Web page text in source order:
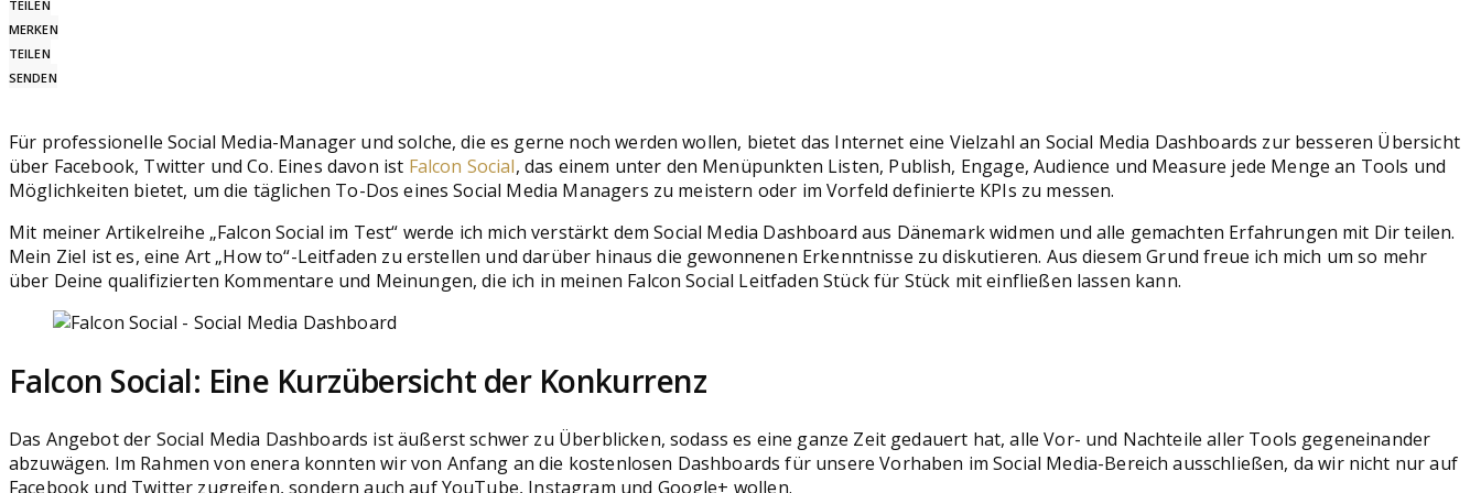
TEILEN
MERKEN
TEILEN
SENDEN
Für professionelle Social Media-Manager und solche, die es gerne noch werden wollen, bietet das Internet eine Vielzahl an Social Media Dashboards zur besseren Übersicht
über Facebook, Twitter und Co. Eines davon ist Falcon Social, das einem unter den Menüpunkten Listen, Publish, Engage, Audience und Measure jede Menge an Tools und
Möglichkeiten bietet, um die täglichen To-Dos eines Social Media Managers zu meistern oder im Vorfeld definierte KPIs zu messen.
Mit meiner Artikelreihe „Falcon Social im Test“ werde ich mich verstärkt dem Social Media Dashboard aus Dänemark widmen und alle gemachten Erfahrungen mit Dir teilen.
Mein Ziel ist es, eine Art „How to“-Leitfaden zu erstellen und darüber hinaus die gewonnenen Erkenntnisse zu diskutieren. Aus diesem Grund freue ich mich um so mehr
über Deine qualifizierten Kommentare und Meinungen, die ich in meinen Falcon Social Leitfaden Stück für Stück mit einfließen lassen kann.
Falcon Social: Eine Kurzübersicht der Konkurrenz
Das Angebot der Social Media Dashboards ist äußerst schwer zu Überblicken, sodass es eine ganze Zeit gedauert hat, alle Vor- und Nachteile aller Tools gegeneinander
abzuwägen. Im Rahmen von enera konnten wir von Anfang an die kostenlosen Dashboards für unsere Vorhaben im Social Media-Bereich ausschließen, da wir nicht nur auf
Facebook und Twitter zugreifen, sondern auch auf YouTube, Instagram und Google+ wollen.